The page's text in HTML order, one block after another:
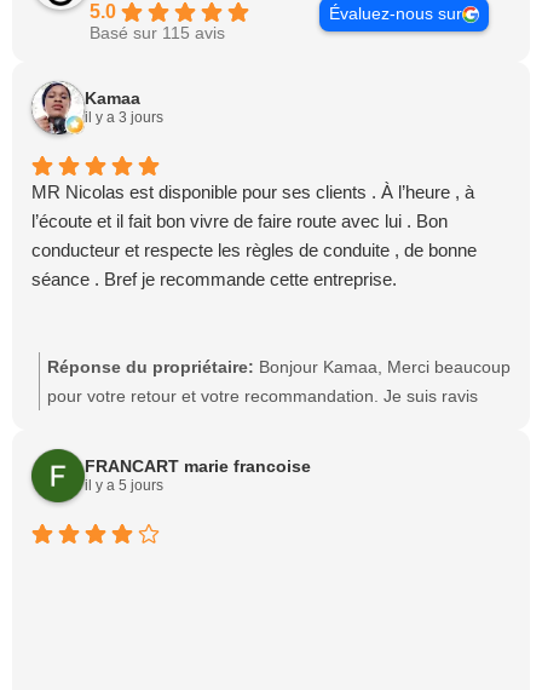
5.0
Basé sur 115 avis
Évaluez-nous sur
Kamaa
il y a 3 jours
MR Nicolas est disponible pour ses clients . À l’heure , à
l’écoute et il fait bon vivre de faire route avec lui . Bon
conducteur et respecte les règles de conduite , de bonne
séance . Bref je recommande cette entreprise.
Réponse du propriétaire: Bonjour Kamaa, Merci beaucoup
pour votre retour et votre recommandation. Je suis ravis
professionnalisme. Votre satisfaction est une belle
récompense et m'encourage à continuer à offrir un service
Nicolas, Taxi Direct'Sion Ouest
FRANCART marie francoise
il y a 5 jours